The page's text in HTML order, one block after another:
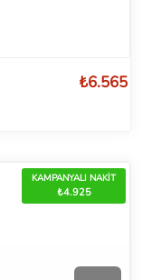
₺6.565
KAMPANYALI NAKİT
₺4.925